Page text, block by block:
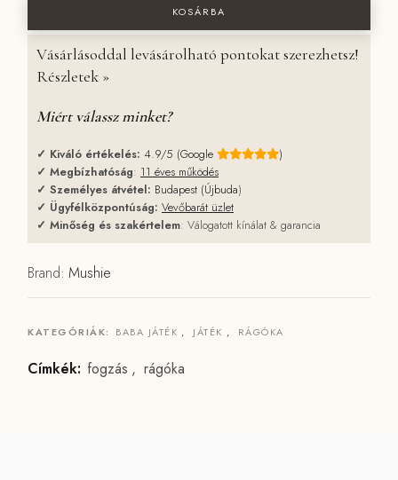
KOSÁRBA
Vásárlásoddal levásárolható pontokat szerezhetsz!
Részletek »
Miért válassz minket?
✓ Kiváló értékelés: 4.9/5 (Google
)
✓ Megbízhatóság: 11 éves működés
✓ Személyes átvétel: Budapest (Újbuda)
✓ Ügyfélközpontúság: Vevőbarát üzlet
✓ Minőség és szakértelem: Válogatott kínálat & garancia
Brand: Mushie
KATEGÓRIÁK: BABA JÁTÉK , JÁTÉK , RÁGÓKA
Címkék: fogzás , rágóka